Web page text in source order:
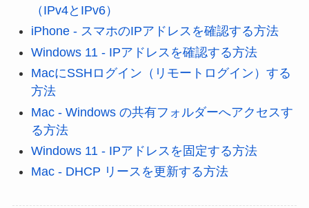
（IPv4とIPv6）
iPhone - スマホのIPアドレスを確認する方法
Windows 11 - IPアドレスを確認する方法
MacにSSHログイン（リモートログイン）する
方法
Mac - Windows の共有フォルダーへアクセスす
る方法
Windows 11 - IPアドレスを固定する方法
Mac - DHCP リースを更新する方法